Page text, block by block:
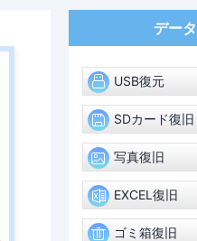
デー
USB復元
SDカード復旧
写真復旧
EXCEL復旧
ゴミ箱復旧